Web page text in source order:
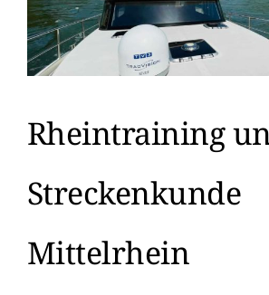
Rheintraining
Streckenkunde
Mittelrhein